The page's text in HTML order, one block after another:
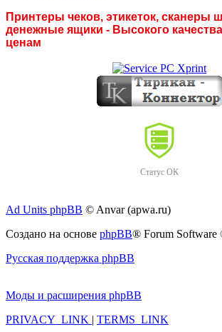
Принтеры чеков, этикеток, сканеры
денежные ящики - Высокого
ценам
Статус ОК
Ad Units phpBB © Anvar (apwa.ru)
Создано на основе phpBB® Forum
Русская поддержка phpBB
Моды и расширения phpBB
PRIVACY_LINK | TERMS_LINK